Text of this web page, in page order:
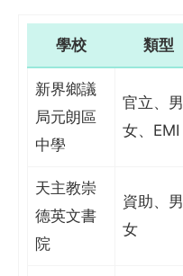
學校 類型
新界鄉議
局元朗區
中學
官立、男
女、EMI
天主教崇
德英文書
院
資助、男
女